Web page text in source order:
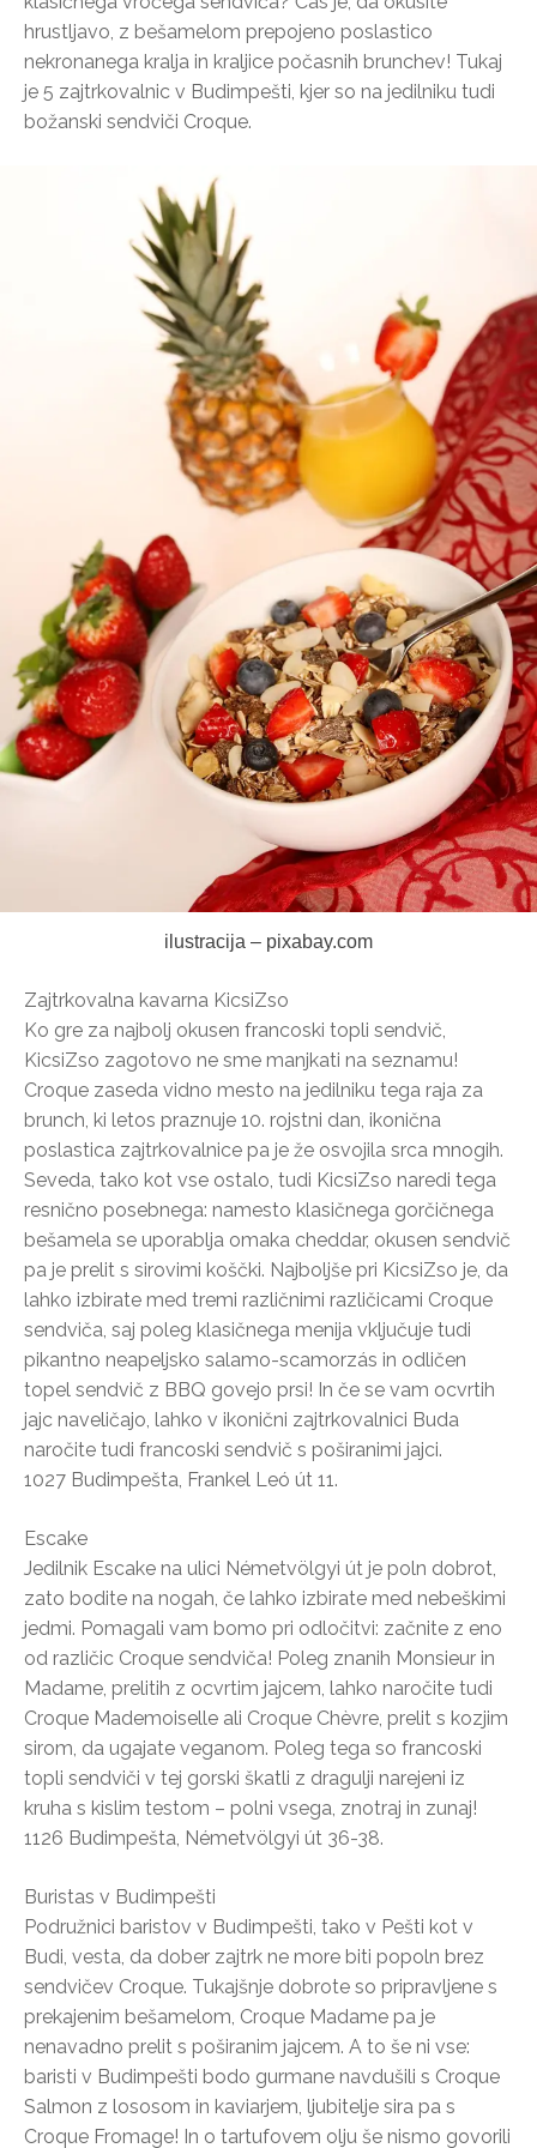
hrustljavo, z bešamelom prepojeno poslastico
nekronanega kralja in kraljice počasnih brunchev! Tukaj
je 5 zajtrkovalnic v Budimpešti, kjer so na jedilniku tudi
božanski sendviči Croque.
ilustracija – pixabay.com
Zajtrkovalna kavarna KicsiZso
Ko gre za najbolj okusen francoski topli sendvič,
KicsiZso zagotovo ne sme manjkati na seznamu!
Croque zaseda vidno mesto na jedilniku tega raja za
brunch, ki letos praznuje 10. rojstni dan, ikonična
poslastica zajtrkovalnice pa je že osvojila srca mnogih.
Seveda, tako kot vse ostalo, tudi KicsiZso naredi tega
resnično posebnega: namesto klasičnega gorčičnega
bešamela se uporablja omaka cheddar, okusen sendvič
pa je prelit s sirovimi koščki. Najboljše pri KicsiZso je, da
lahko izbirate med tremi različnimi različicami Croque
sendviča, saj poleg klasičnega menija vključuje tudi
pikantno neapeljsko salamo-scamorzás in odličen
topel sendvič z BBQ govejo prsi! In če se vam ocvrtih
jajc naveličajo, lahko v ikonični zajtrkovalnici Buda
naročite tudi francoski sendvič s poširanimi jajci.
1027 Budimpešta, Frankel Leó út 11.
Escake
Jedilnik Escake na ulici Németvölgyi út je poln dobrot,
zato bodite na nogah, če lahko izbirate med nebeškimi
jedmi. Pomagali vam bomo pri odločitvi: začnite z eno
od različic Croque sendviča! Poleg znanih Monsieur in
Madame, prelitih z ocvrtim jajcem, lahko naročite tudi
Croque Mademoiselle ali Croque Chèvre, prelit s kozjim
sirom, da ugajate veganom. Poleg tega so francoski
topli sendviči v tej gorski škatli z dragulji narejeni iz
kruha s kislim testom – polni vsega, znotraj in zunaj!
1126 Budimpešta, Németvölgyi út 36-38.
Buristas v Budimpešti
Podružnici baristov v Budimpešti, tako v Pešti kot v
Budi, vesta, da dober zajtrk ne more biti popoln brez
sendvičev Croque. Tukajšnje dobrote so pripravljene s
prekajenim bešamelom, Croque Madame pa je
nenavadno prelit s poširanim jajcem. A to še ni vse:
baristi v Budimpešti bodo gurmane navdušili s Croque
Salmon z lososom in kaviarjem, ljubitelje sira pa s
Croque Fromage! In o tartufovem olju še nismo govorili